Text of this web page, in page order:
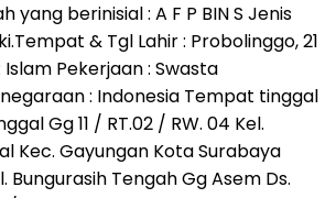
yang berinisial : A F P BIN S Jenis
& Tgl Lahir : Probolinggo, 21
Islam Pekerjaan : Swasta
: Indonesia Tempat tinggal
Gg 11 / RT.02 / RW. 04 Kel.
Kec. Gayungan Kota Surabaya
Tengah Gg Asem Ds.